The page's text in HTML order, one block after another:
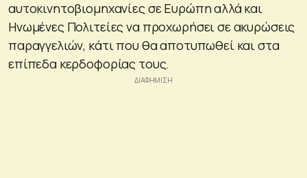
αυτοκινητοβιομηχανίες σε Ευρώπη αλλά και
Ηνωμένες Πολιτείες να προχωρήσει σε ακυρώσεις
παραγγελιών, κάτι που θα αποτυπωθεί και στα
επίπεδα κερδοφορίας τους.